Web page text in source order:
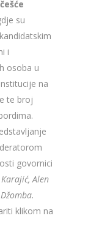
su
i
osoba u
na
te broj
govornici
Alen
klikom na